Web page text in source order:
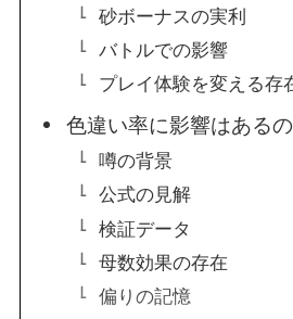
砂ボーナスの実利
バトルでの影響
プレイ体験を変える存
色違い率に影響はあるの
噂の背景
公式の見解
検証データ
母数効果の存在
偏りの記憶